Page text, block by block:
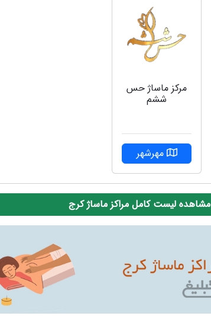
مرکز ماساژ حس
ششم
مهرشهر
مشاهده لیست کامل مراکز ماساژ کرج